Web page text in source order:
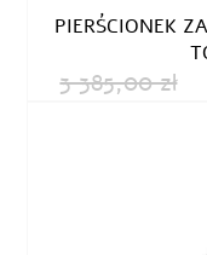
PIERŚCIONEK
3 385,00 zł